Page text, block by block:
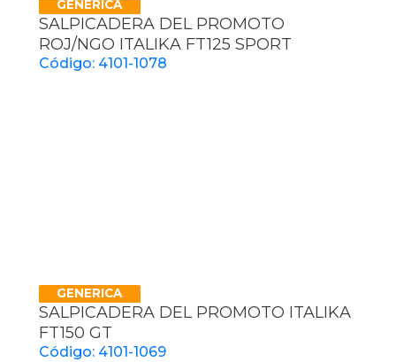
GENERICA
SALPICADERA DEL PROMOTO
ROJ/NGO ITALIKA FT125 SPORT
Código: 4101-1078
GENERICA
SALPICADERA DEL PROMOTO ITALIKA
FT150 GT
Código: 4101-1069